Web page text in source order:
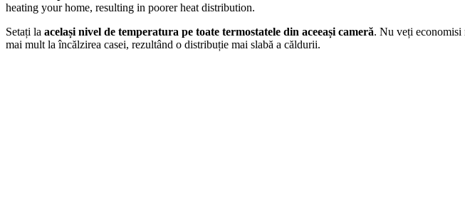
heating your home, resulting in poorer heat distribution.
Setați la același nivel de temperatura pe toate termostatele din aceeași cameră. Nu veți economisi
mai mult la încălzirea casei, rezultând o distribuție mai slabă a căldurii.